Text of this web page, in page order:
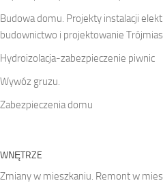
Budowa domu. Projekty instalacji
budownictwo i projektowanie
Hydroizolacja-zabezpieczenie piwnic
Wywóz gruzu.
Zabezpieczenia domu
WNĘTRZE
Zmiany w mieszkaniu. Remont w